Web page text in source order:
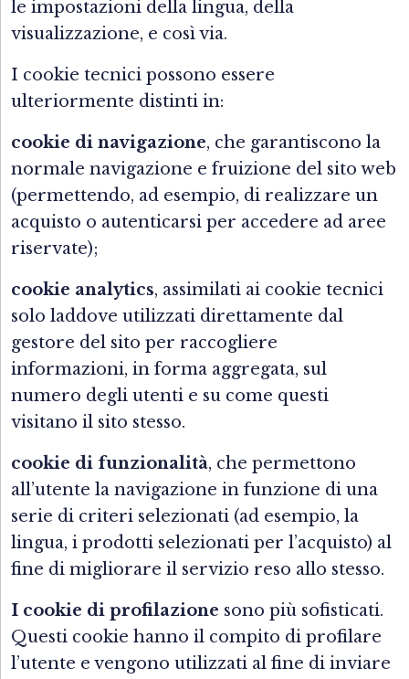
le impostazioni della lingua, della
visualizzazione, e così via.
I cookie tecnici possono essere
ulteriormente distinti in:
cookie di navigazione, che garantiscono la
normale navigazione e fruizione del sito web
(permettendo, ad esempio, di realizzare un
acquisto o autenticarsi per accedere ad aree
riservate);
cookie analytics, assimilati ai cookie tecnici
solo laddove utilizzati direttamente dal
gestore del sito per raccogliere
informazioni, in forma aggregata, sul
numero degli utenti e su come questi
visitano il sito stesso.
cookie di funzionalità, che permettono
all’utente la navigazione in funzione di una
serie di criteri selezionati (ad esempio, la
lingua, i prodotti selezionati per l’acquisto) al
fine di migliorare il servizio reso allo stesso.
I cookie di profilazione sono più sofisticati.
Questi cookie hanno il compito di profilare
l’utente e vengono utilizzati al fine di inviare